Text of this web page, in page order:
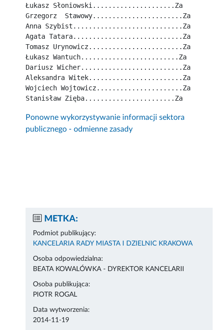
Łukasz Słoniowski.....................Za
Grzegorz  Stawowy.......................Za
Anna Szybist............................Za
Agata Tatara............................Za
Tomasz Urynowicz........................Za
Łukasz Wantuch.........................Za
Dariusz Wicher..........................Za
Aleksandra Witek........................Za
Wojciech Wojtowicz......................Za
Stanisław Zięba.......................Za
Ponowne wykorzystywanie informacji sektora
publicznego - odmienne zasady
METKA:
Podmiot publikujący:
KANCELARIA RADY MIASTA I DZIELNIC KRAKOWA
Osoba odpowiedzialna:
BEATA KOWALÓWKA - DYREKTOR KANCELARII
Osoba publikująca:
PIOTR ROGAL
Data wytworzenia:
2014-11-19